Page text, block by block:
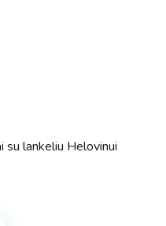
su lankeliu Helovinui